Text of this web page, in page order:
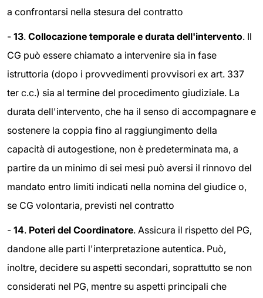
a confrontarsi nella stesura del contratto
- 13. Collocazione temporale e durata dell'intervento. Il
CG può essere chiamato a intervenire sia in fase
istruttoria (dopo i provvedimenti provvisori ex art. 337
ter c.c.) sia al termine del procedimento giudiziale. La
durata dell'intervento, che ha il senso di accompagnare e
sostenere la coppia fino al raggiungimento della
capacità di autogestione, non è predeterminata ma, a
partire da un minimo di sei mesi può aversi il rinnovo del
mandato entro limiti indicati nella nomina del giudice o,
se CG volontaria, previsti nel contratto
- 14. Poteri del Coordinatore. Assicura il rispetto del PG,
dandone alle parti l'interpretazione autentica. Può,
inoltre, decidere su aspetti secondari, soprattutto se non
considerati nel PG, mentre su aspetti principali che